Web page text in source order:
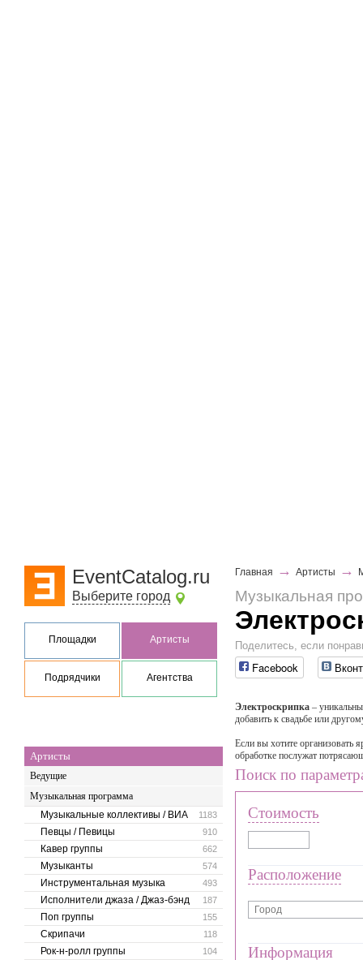
EventCatalog.ru
Выберите город
Площадки Артисты
Подрядчики Агентства
Артисты
Ведущие
Музыкальная программа
1183
Музыкальные коллективы / ВИА
910
Певцы / Певицы
662
Кавер группы
574
Музыканты
493
Инструментальная музыка
187
Исполнители джаза / Джаз-бэнд
155
Поп группы
118
Скрипачи
104
Рок-н-ролл группы
Главная → Артисты →
Музыкальная
Поделитесь, если
Facebook
Электроскрипка –
добавить к свадьбе или
Если вы хотите организовать
обработке послужат
Поиск по
Стоимость
Расположение
Информация